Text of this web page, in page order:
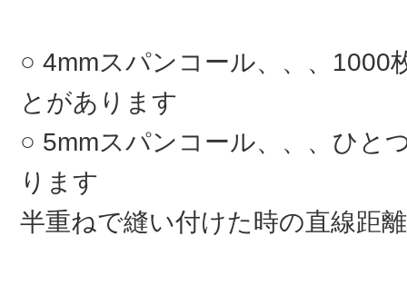
4mmスパンコール、、、1000
とがあります
5mmスパンコール、、、ひと
ります
半重ねで縫い付けた時の直線距離